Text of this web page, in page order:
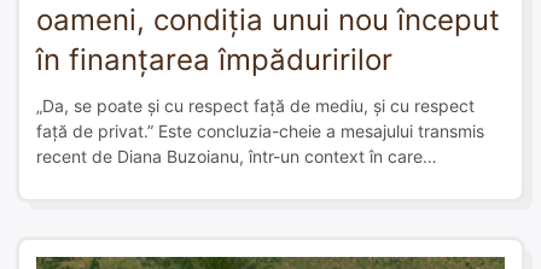
oameni, condiția unui nou început
în finanțarea împăduririlor
„Da, se poate și cu respect față de mediu, și cu respect
față de privat.” Este concluzia-cheie a mesajului transmis
recent de Diana Buzoianu, într-un context în care
aplicanți aflați în incertitudine. […]